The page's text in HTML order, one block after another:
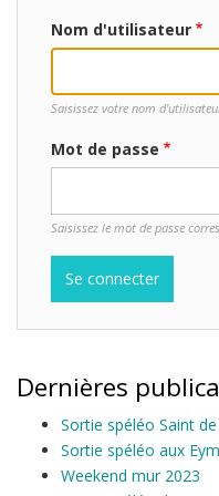
Nom d'utilisateur
Saisissez votre nom
Mot de passe
Saisissez le mot de passe
Dernières
Sortie spéléo Saint de
Sortie spéléo aux
Weekend mur 2023